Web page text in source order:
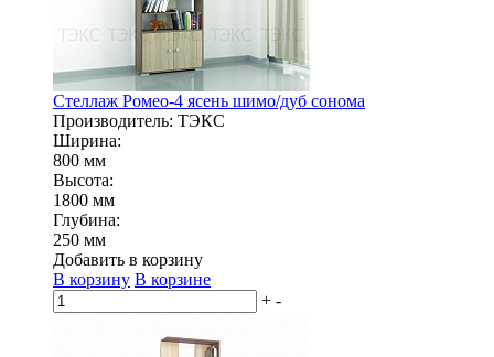
Стеллаж Ромео-4 ясень шимо/дуб сонома
Производитель: ТЭКС
Ширина:
800 мм
Высота:
1800 мм
Глубина:
250 мм
Добавить в корзину
В корзину В корзине
+ -